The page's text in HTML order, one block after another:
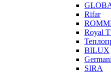
Rifar
Royal
BILUX
SIRA